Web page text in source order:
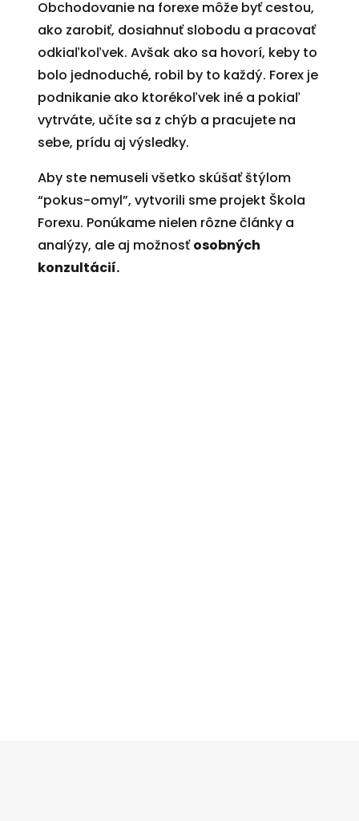
Obchodovanie na forexe môže byť cestou,
ako zarobiť, dosiahnuť slobodu a pracovať
odkiaľkoľvek. Avšak ako sa hovorí, keby to
bolo jednoduché, robil by to každý. Forex je
podnikanie ako ktorékoľvek iné a pokiaľ
vytrváte, učíte sa z chýb a pracujete na
sebe, prídu aj výsledky.
Aby ste nemuseli všetko skúšať štýlom
“pokus-omyl”, vytvorili sme projekt Škola
Forexu. Ponúkame nielen rôzne články a
analýzy, ale aj možnosť osobných
konzultácií.